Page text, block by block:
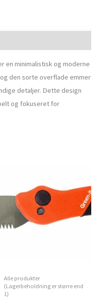
en minimalistisk og moderne
den sorte overflade emmer
detaljer. Dette design
og fokuseret for
Alle produkter
(Lagerbeholdning er større end
1)